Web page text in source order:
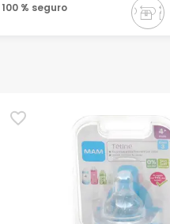
100 % seguro